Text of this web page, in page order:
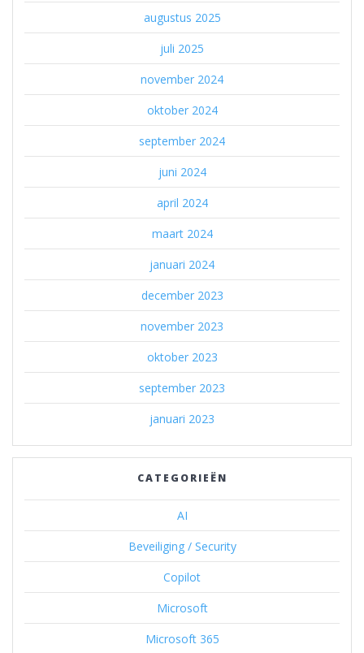
augustus 2025
juli 2025
november 2024
oktober 2024
september 2024
juni 2024
april 2024
maart 2024
januari 2024
december 2023
november 2023
oktober 2023
september 2023
januari 2023
CATEGORIEËN
AI
Beveiliging / Security
Copilot
Microsoft
Microsoft 365